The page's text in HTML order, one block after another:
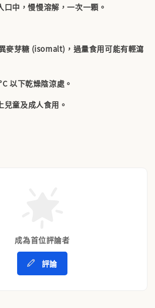
口中，慢慢溶解，一次一顆。
麥芽糖 (isomalt) ，過量食用可能有輕瀉
以下乾燥陰涼處。
兒童及成人食用。
成為首位評論者
評論